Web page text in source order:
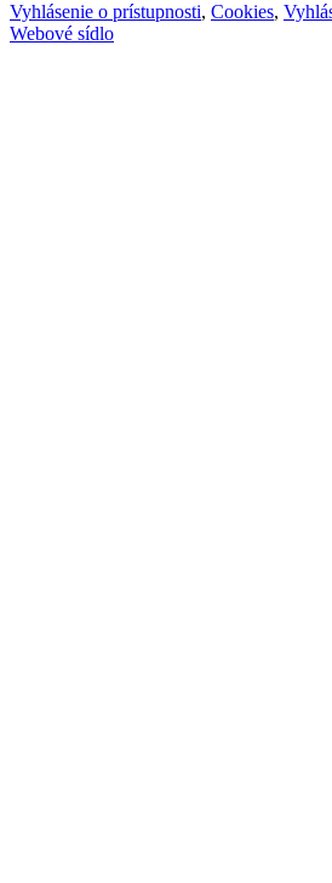
Vyhlásenie o prístupnosti, Cookies,
Webové sídlo